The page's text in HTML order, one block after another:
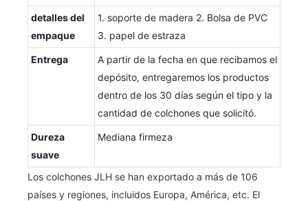
detalles del
empaque
1. soporte de madera 2. Bolsa de PVC
3. papel de estraza
Entrega
A partir de la fecha en que recibamos el
depósito, entregaremos los productos
dentro de los 30 días según el tipo y la
cantidad de colchones que solicitó.
Dureza
suave
Mediana firmeza
Los colchones JLH se han exportado a más de 106
países y regiones, incluidos Europa, América, etc. El